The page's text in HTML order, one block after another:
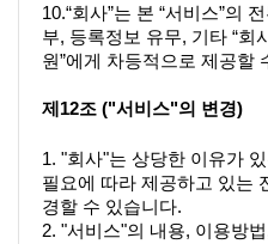
10.“회사”는 본 “서비스”의
부, 등록정보 유무, 기타 “회
원”에게 차등적으로 제공할
제12조 ("서비스"의 변경)
1. "회사"는 상당한 이유가
필요에 따라 제공하고 있는
경할 수 있습니다.
2. "서비스"의 내용, 이용방